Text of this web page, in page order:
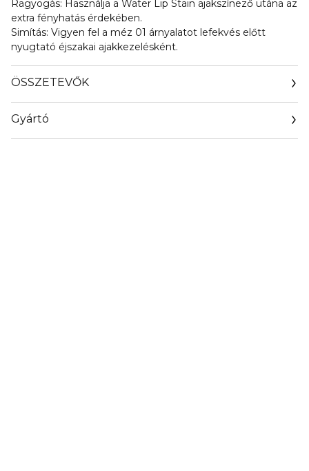
Ragyogás: Használja a Water Lip Stain ajakszínező utána az
extra fényhatás érdekében.
Simítás: Vigyen fel a méz 01 árnyalatot lefekvés előtt
nyugtató éjszakai ajakkezelésként.
ÖSSZETEVŐK
Gyártó